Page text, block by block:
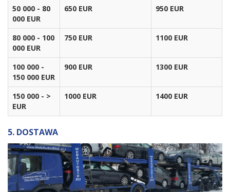
50 000 - 80
000 EUR
650 EUR 950 EUR
80 000 - 100
000 EUR
750 EUR 1100 EUR
100 000 -
150 000 EUR
900 EUR 1300 EUR
150 000 - >
EUR
1000 EUR 1400 EUR
5. DOSTAWA